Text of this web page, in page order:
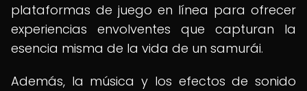
plataformas de juego en línea para ofrecer
experiencias envolventes que capturan la
esencia misma de la vida de un samurái.
Además, la música y los efectos de sonido